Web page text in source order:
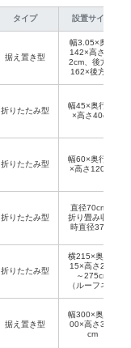
タイプ 設置サイズ
据え置き型
幅3.05×奥行
142×高さ24
2cm、後方幅
162×後方高
折りたたみ型
幅45×奥行42
×高さ40cm
折りたたみ型
幅60×奥行42
×高さ120cm
折りたたみ型
直径70cm、
折り畳み収納
時直径37cm
折りたたみ型
横215×奥行2
15×高さ215
～275cm
（ルーフネッ
幅85×奥行10
×高さ85cm
据え置き型
幅300×奥行3
00×高さ300
cm